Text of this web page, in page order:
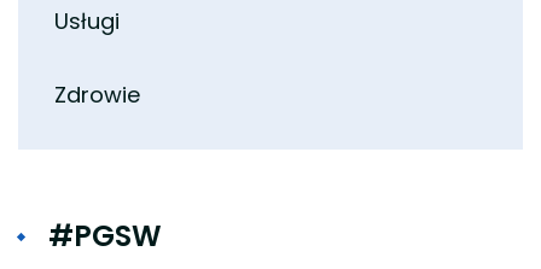
Usługi
Zdrowie
#PGSW